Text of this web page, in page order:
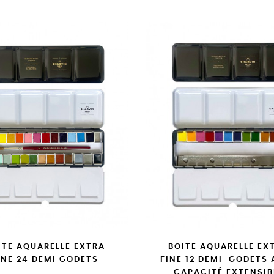
AQUARELLE EXTRA
24 DEMI GODETS
BOITE AQUARELLE
FINE 12 DEMI-GODETS